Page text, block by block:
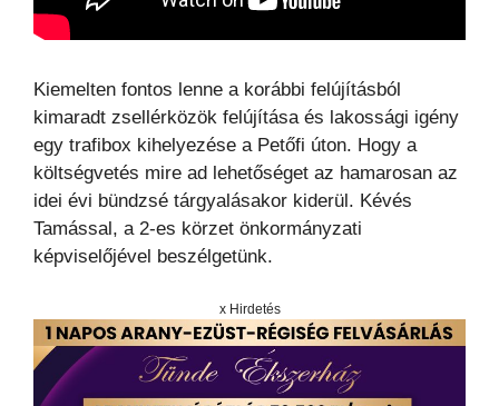
Kiemelten fontos lenne a korábbi felújításból
kimaradt zsellérközök felújítása és lakossági igény
egy trafibox kihelyezése a Petőfi úton. Hogy a
költségvetés mire ad lehetőséget az hamarosan az
idei évi bündzsé tárgyalásakor kiderül. Kévés
Tamással, a 2-es körzet önkormányzati
képviselőjével beszélgetünk.
x Hirdetés